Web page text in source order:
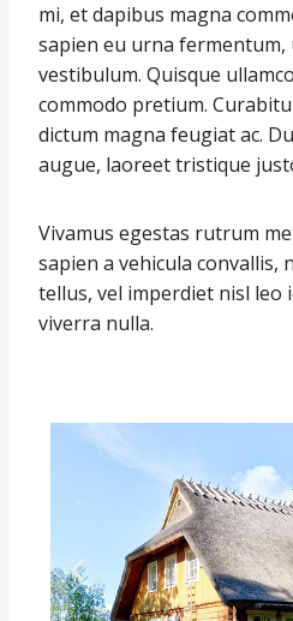
mi, et dapibus magna
sapien eu urna
vestibulum. Quisque
commodo pretium.
dictum magna feugiat ac.
augue, laoreet tristique
Vivamus egestas rutrum
sapien a vehicula convallis,
tellus, vel imperdiet nisl leo
viverra nulla.